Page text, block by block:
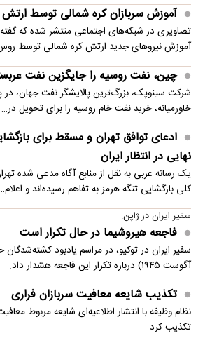
آموزش سربازان کره شمالی توسط
تصاویری در شبکه‌های اجتماعی منتشر شده که
آموزش نیروهای جدید ارتش کره شمالی توسط
چین، نفت روسیه را جایگزین نفت
شرکت سینوپک، بزرگ‌ترین پالایشگر نفت جهان،
خاورمیانه، خرید نفت خام روسیه را برای تحویل در…
ادعای توافق تهران و مسقط برای
نهایی در انتظار ایران
یک رسانه عربی به نقل از منابع آگاه مدعی شده
کلی بازگشایی تنگه هرمز به تفاهم رسیده‌اند و اعلام…
سفیر ایران در ژاپن:
فاجعه هیروشیما در حال تکرار است
آگوست ۱۹۴۵) درباره تکرار این فاجعه هشدار داد.
تکذیب شایعه معافیت سربازان فراری
نظام وظیفه با انتشار اطلاعیه‌ای شایعه مربوط
تکذیب کرد.